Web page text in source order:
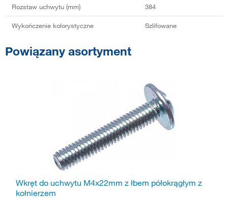
Rozstaw uchwytu (mm) 384
Wykończenie kolorystyczne Szlifowane
Powiązany asortyment
Wkręt do uchwytu M4x22mm z łbem półokrągłym z
kołnierzem